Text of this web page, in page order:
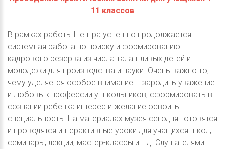
11 классов
В рамках работы Центра успешно продолжается
системная работа по поиску и формированию
кадрового резерва из числа талантливых детей и
молодежи для производства и науки. Очень важно то,
чему уделяется особое внимание – зародить уважение
и любовь к профессии у школьников, сформировать в
сознании ребенка интерес и желание освоить
специальность. На материалах музея сегодня готовятся
и проводятся интерактивные уроки для учащихся школ,
семинары, лекции, мастер-классы и т.д. Слушателями